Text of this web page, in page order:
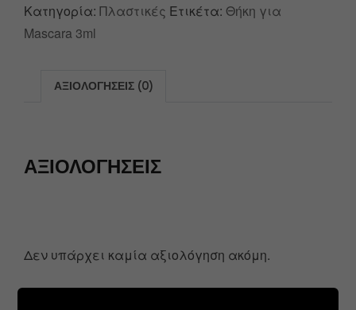
Κατηγορία: Πλαστικές Ετικέτα: Θήκη για
Mascara 3ml
ΑΞΙΟΛΟΓΉΣΕΙΣ (0)
ΑΞΙΟΛΟΓΉΣΕΙΣ
Δεν υπάρχει καμία αξιολόγηση ακόμη.